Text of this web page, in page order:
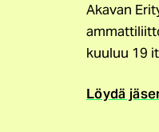
Akavan
kuuluu 19
Löydä